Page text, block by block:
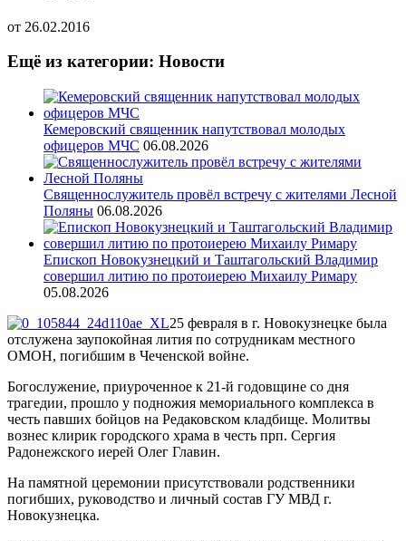
от 26.02.2016
Ещё из категории: Новости
Кемеровский священник напутствовал молодых
офицеров МЧС 06.08.2026
Священнослужитель провёл встречу с жителями Лесной
Поляны 06.08.2026
Епископ Новокузнецкий и Таштагольский Владимир
совершил литию по протоиерею Михаилу Римару
05.08.2026
25 февраля в г. Новокузнецке была
отслужена заупокойная лития по сотрудникам местного
ОМОН, погибшим в Чеченской войне.
Богослужение, приуроченное к 21-й годовщине со дня
трагедии, прошло у подножия мемориального комплекса в
честь павших бойцов на Редаковском кладбище. Молитвы
вознес клирик городского храма в честь прп. Сергия
Радонежского иерей Олег Главин.
На памятной церемонии присутствовали родственники
погибших, руководство и личный состав ГУ МВД г.
Новокузнецка.